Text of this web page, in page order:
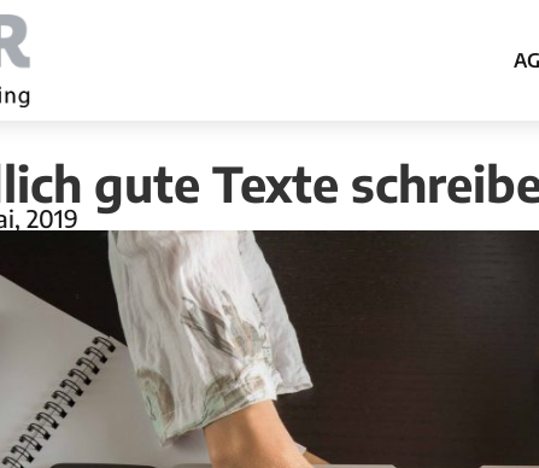
gute Texte
2019